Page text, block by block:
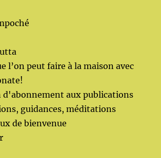
l’on peut faire à la maison avec
d'abonnement aux publications
guidances, méditations
de bienvenue